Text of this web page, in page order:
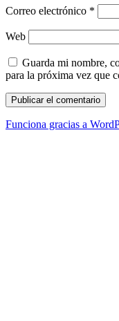
Correo electrónico *
Web
Guarda mi nombre,
para la próxima vez que
Funciona gracias a